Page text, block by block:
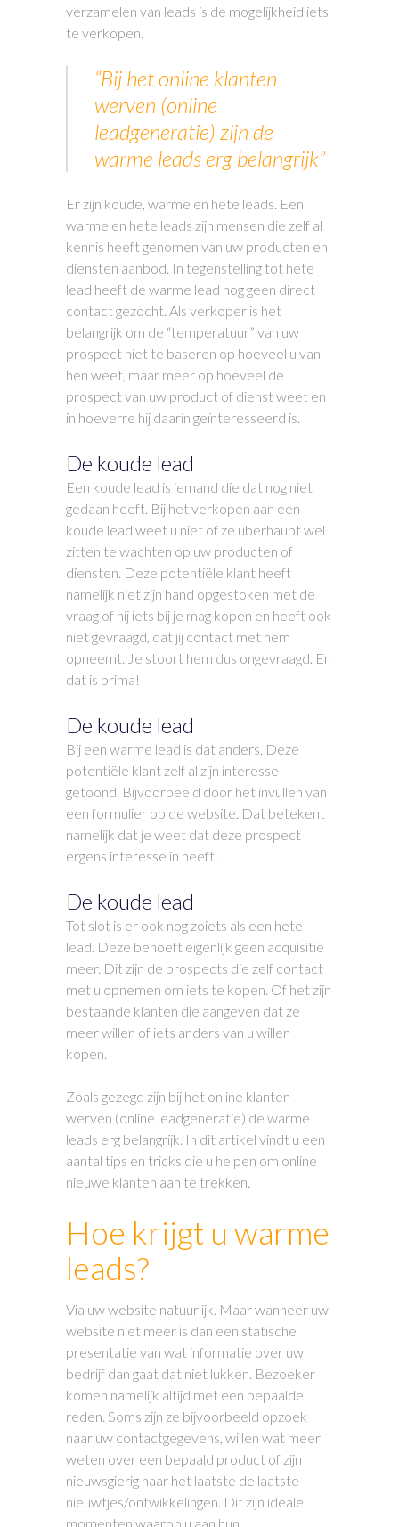
verzamelen van leads is de mogelijkheid iets
te verkopen.
“Bij het online klanten
werven (online
leadgeneratie) zijn de
warme leads erg belangrijk”
Er zijn koude, warme en hete leads. Een
warme en hete leads zijn mensen die zelf al
kennis heeft genomen van uw producten en
diensten aanbod. In tegenstelling tot hete
lead heeft de warme lead nog geen direct
contact gezocht. Als verkoper is het
belangrijk om de “temperatuur” van uw
prospect niet te baseren op hoeveel u van
hen weet, maar meer op hoeveel de
prospect van uw product of dienst weet en
in hoeverre hij daarin geïnteresseerd is.
De koude lead
Een koude lead is iemand die dat nog niet
gedaan heeft. Bij het verkopen aan een
koude lead weet u niet of ze uberhaupt wel
zitten te wachten op uw producten of
diensten. Deze potentiële klant heeft
namelijk niet zijn hand opgestoken met de
vraag of hij iets bij je mag kopen en heeft ook
niet gevraagd, dat jij contact met hem
opneemt. Je stoort hem dus ongevraagd. En
dat is prima!
De koude lead
Bij een warme lead is dat anders. Deze
potentiële klant zelf al zijn interesse
getoond. Bijvoorbeeld door het invullen van
een formulier op de website. Dat betekent
namelijk dat je weet dat deze prospect
ergens interesse in heeft.
De koude lead
Tot slot is er ook nog zoiets als een hete
lead. Deze behoeft eigenlijk geen acquisitie
meer. Dit zijn de prospects die zelf contact
met u opnemen om iets te kopen. Of het zijn
bestaande klanten die aangeven dat ze
meer willen of iets anders van u willen
kopen.
Zoals gezegd zijn bij het online klanten
werven (online leadgeneratie) de warme
leads erg belangrijk. In dit artikel vindt u een
aantal tips en tricks die u helpen om online
nieuwe klanten aan te trekken.
Hoe krijgt u warme
leads?
Via uw website natuurlijk. Maar wanneer uw
website niet meer is dan een statische
presentatie van wat informatie over uw
bedrijf dan gaat dat niet lukken. Bezoeker
komen namelijk altijd met een bepaalde
reden. Soms zijn ze bijvoorbeeld opzoek
naar uw contactgegevens, willen wat meer
weten over een bepaald product of zijn
nieuwsgierig naar het laatste de laatste
nieuwtjes/ontwikkelingen. Dit zijn ideale
momenten waarop u aan hun